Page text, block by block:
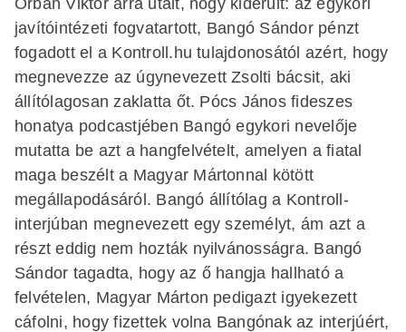
javítóintézeti fogvatartott, Bangó Sándor pénzt
fogadott el a Kontroll.hu tulajdonosától azért, hogy
megnevezze az úgynevezett Zsolti bácsit, aki
állítólagosan zaklatta őt. Pócs János fideszes
honatya podcastjében Bangó egykori nevelője
mutatta be azt a hangfelvételt, amelyen a fiatal
maga beszélt a Magyar Mártonnal kötött
megállapodásáról. Bangó állítólag a Kontroll-
interjúban megnevezett egy személyt, ám azt a
részt eddig nem hozták nyilvánosságra. Bangó
Sándor tagadta, hogy az ő hangja hallható a
felvételen, Magyar Márton pedigazt igyekezett
cáfolni, hogy fizettek volna Bangónak az interjúért,